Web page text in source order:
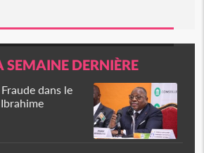
SEMAINE DERNIÈRE
dans le